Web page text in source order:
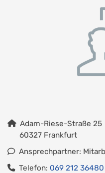
Adam-Riese-Straße 25
60327 Frankfurt
Ansprechpartner:
Telefon: 069 212 36480